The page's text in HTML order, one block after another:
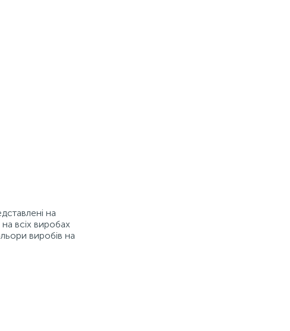
на
всіх виробах
виробів на